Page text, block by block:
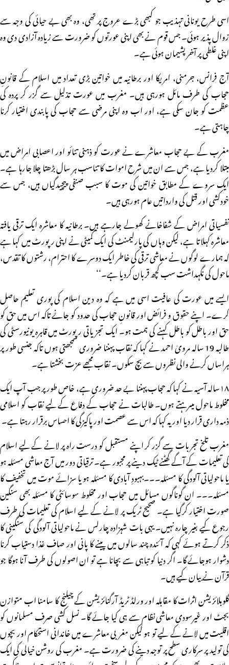
اسی طرح یونانی تہذیب جو کبھی بڑے عروج پر تھی، وہ بھی بے حیائی کی وجہ سے
زوال پذیر ہوئی۔ جس قوم نے بھی اپنی عورتوں کو ضرورت سے زیادہ آزادی دی وہ
اپنی غلطی پر آخر پشیمان ہوئی ہے۔
آج فرانس، جرمنی، امریکا اور برطانیہ میں خواتین بڑی تعداد میں اسلام کے قانونِ
حجاب کی طرف مائل ہورہی ہیں۔ مغرب میں عورت تذلیل سے گزر کر پردہ کی
عظمت کو جان سکی ہے، اور اب وہ اپنی مرضی سے حجاب کی پابندی اختیار کرنا
چاہتی ہے۔
مغرب کے بے حجاب معاشرے نے عورت کو ذہنی تنائو اور اعصابی امراض میں
مبتلا کردیا ہے، جس سے ان میں شرح اموات کا تناسب ہر سال بڑھتا چلا جارہا ہے۔
ایک سروے کے مطابق خواتین کی موت کا سبب صنفی پیچیدگیاں ہیں، جس سے
خودکشی اور قتل کی وارداتیں عام ہورہی ہیں۔
نفسیاتی امراض کے شفاخانے کھولے جارہے ہیں۔ برطانیہ کا معاشرہ ایک ترقی یافتہ
معاشرہ کہلاتا ہے، لیکن وہاں کی پارلیمنٹ کی ایک کمیٹی نے اپنی رپورٹ میں کہا ہے
کہ ہمارے لوگوں نے معاشی ترقی کی خاطر ایک دوسرے کا احترام، رشتوں کا تقدس،
ماحول کی نگہداشت سب کچھ قربان کردیا ہے۔‘‘
ایسے میں عورت کی عافیت اسی میں ہے کہ وہ دین اسلام کی پوری تعلیم حاصل
کرے۔ اپنے حقوق و فرائض اور قانونِ حجاب کی حدود کو جانے تاکہ اس میں حق کو
حق اور باطل کو باطل کہنے کی ہمت ہو۔ ایک تجزیاتی رپورٹ میں قاہرہ یونیورسٹی کی
طالبہ 19 سالہ مرویٰ احمد نے کہا کہ نقاب پہننا ضروری سمجھتی ہوں تاکہ جنسی طور پر
ہراساں کرنے والی نظروں سے بچ سکوں۔ نقاب مجھے عزت بخشتا ہے۔
۱۸سالہ آسیہ نے کہا کہ حجاب پہننا بے حد ضروری ہے، خاص طور پر جب آپ ایک
مخلوط ماحول میںرہتے ہوں۔ طالبات نے حجاب کے دفاع کے لیے نقاب کو اسلامی
ذمہ داری قرار دیا اور یہ کہا کہ اس سے عصمت اور پاکیزگی کا احساس برقرار رہتا ہے۔
مغرب تلخ تجربات سے گزر کر اپنے مستقبل کو درست راہ پر لانے کے لیے اسلام
کی تعلیمات کے آگے گھٹنے ٹیک دینے پر مجبور ہے۔ ترقیاتی دور میں آج معاشی مسئلہ ہو
یا ماحولیاتی آلودگی کا مسئلہ۔۔۔بہبودِ آبادی کا مسئلہ ہو یا سزائے موت میں تخفیف کا
مسئلہ۔۔۔ ان گوناگوں مسائل میں حجاب اور مخلوط سوسائٹی کا مسئلہ بھی سنگین
صورت اختیار کرگیا ہے۔ صحیح ٹریک پر لانے کے لیے اسلام کی تعلیمات کی طرف
رجوع کیے بغیر چارہ نہیں۔ یہی بات شہزادہ چارلس نے ماحولیاتی آلودگی کی سنگینی کا
ذکر کرتے ہوئے کہی کہ آئندہ چند سالوں میں پینے کا پانی اور صاف غذا دستیاب کرنا
دشوار ہوجائے گا۔ اگر دنیا کو تباہی سے بچانا ہے تو ان اصولوں کی طرف آنا ہوگا جو
قرآن نے بیان کیے ہیں۔
گلوبلائزیشن اثرات کا مقابلہ اور ورلڈ ٹریڈ آرگنائزیشن کے چیلنج کا سامنا اب متوازن
بجٹ اور غیرسودی معاشی نظام سے ہی کیا جائے گا۔ نسل کشی صرف مسلمانوں کو
اقلیت میں لانے کے لیے تو ہو لیکن مغربی معاشرے میں خاندانی استحکام اور بچوں
کی تولید پر سرکاری سطح پر توجہ دینے کی ضرورت ہے۔ مغرب کی روشن خیالی کی ایک